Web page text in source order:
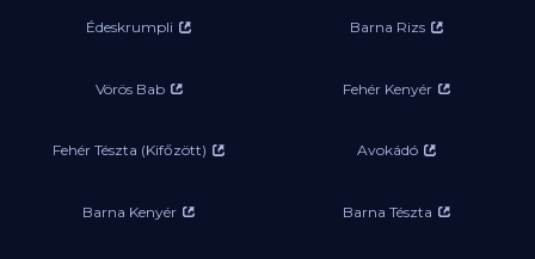
Édeskrumpli Barna Rizs
Vörös Bab Fehér Kenyér
Fehér Tészta (Kifőzött) Avokádó
Barna Kenyér Barna Tészta